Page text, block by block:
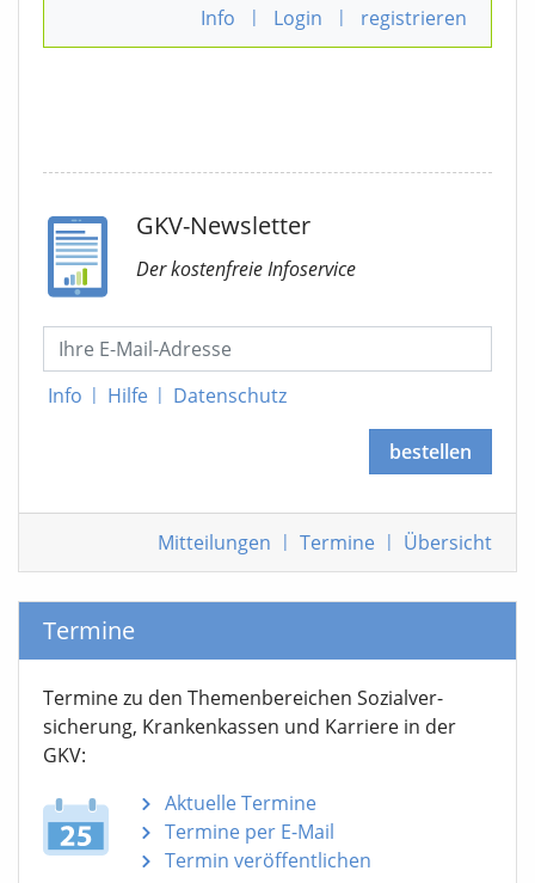
Info | Login | registrieren
GKV-Newsletter
Der kostenfreie Infoservice
Info | Hilfe | Datenschutz
bestellen
Mitteilungen | Termine | Übersicht
Termine
Termine zu den Themen­bereichen Sozialver­
sicherung, Krankenkassen und Karriere in der
GKV:
Aktuelle Termine
Termine per E-Mail
Termin veröffentlichen